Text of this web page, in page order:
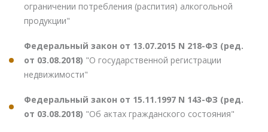
ограничении потребления (распития) алкогольной
продукции"
Федеральный закон от 13.07.2015 N 218-ФЗ (ред.
от 03.08.2018) "О государственной регистрации
недвижимости"
Федеральный закон от 15.11.1997 N 143-ФЗ (ред.
от 03.08.2018) "Об актах гражданского состояния"